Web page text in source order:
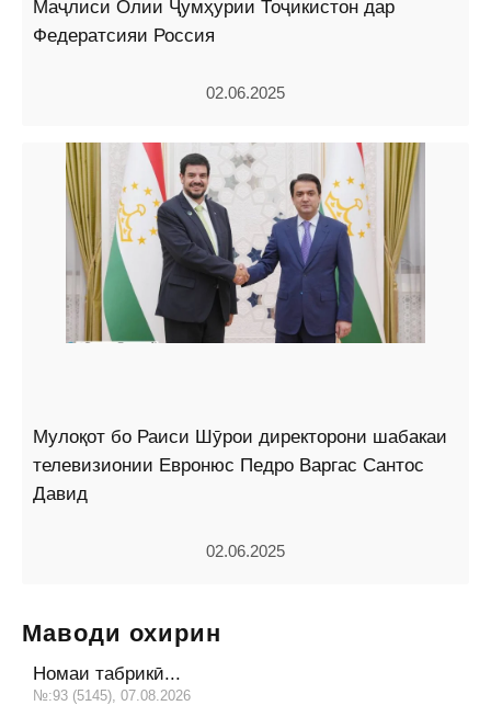
Маҷлиси Олии Ҷумҳурии Тоҷикистон дар
Федератсияи Россия
02.06.2025
Мулоқот бо Раиси Шӯрои директорони шабакаи
телевизионии Евронюс Педро Варгас Сантос
Давид
02.06.2025
Маводи охирин
Номаи табрикӣ...
№:93 (5145), 07.08.2026